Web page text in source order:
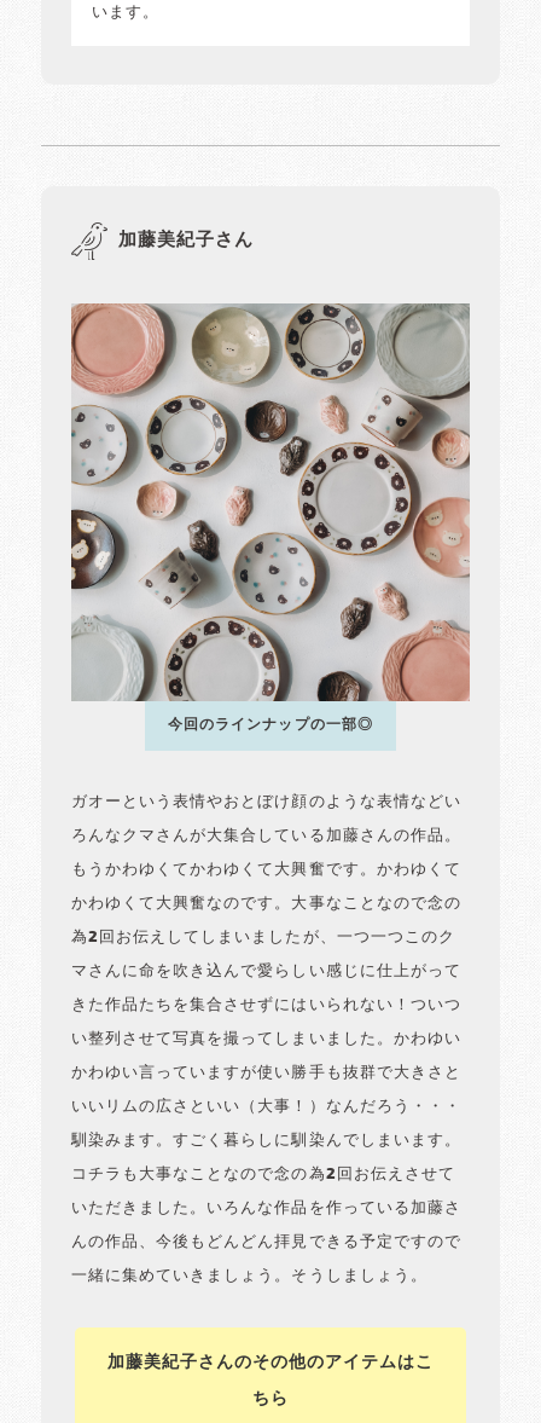
います。
加藤美紀子さん
今回のラインナップの一部◎
ガオーという表情やおとぼけ顔のような表情などい
ろんなクマさんが大集合している加藤さんの作品。
もうかわゆくてかわゆくて大興奮です。かわゆくて
かわゆくて大興奮なのです。大事なことなので念の
為2回お伝えしてしまいましたが、一つ一つこのク
マさんに命を吹き込んで愛らしい感じに仕上がって
きた作品たちを集合させずにはいられない！ついつ
い整列させて写真を撮ってしまいました。かわゆい
かわゆい言っていますが使い勝手も抜群で大きさと
いいリムの広さといい（大事！）なんだろう・・・
馴染みます。すごく暮らしに馴染んでしまいます。
コチラも大事なことなので念の為2回お伝えさせて
いただきました。いろんな作品を作っている加藤さ
んの作品、今後もどんどん拝見できる予定ですので
一緒に集めていきましょう。そうしましょう。
加藤美紀子さんのその他のアイテムはこ
ちら